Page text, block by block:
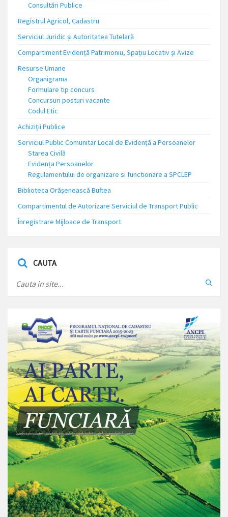
Consultări Publice
Registrul Agricol, Cadastru
Serviciul Juridic și Autoritatea Tutelară
Compartiment Evidență Patrimoniu, Spațiu Locativ și Avize
Resurse Umane
Organigrama
Formulare tip concurs
Concursuri posturi vacante
Codul Etic
Achiziții Publice
Serviciul Public Comunitar Local de Evidență a Persoanelor
Starea Civilă
Evidența Persoanelor
Regulamentului de organizare si functionare a SPCLEP
Biblioteca Orășenească Buftea
Compartimentul de Autorizare Serviciul de Transport Public
Înregistrare Mijloace de Transport
CAUTA